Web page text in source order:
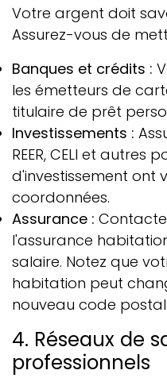
Votre argent doit
Assurez-vous de
Banques et crédits :
les émetteurs de
titulaire de prêt
Investissements :
REER, CELI et autres
d'investissement ont
coordonnées.
Assurance :
l'assurance
salaire. Notez que
habitation peut
nouveau code postal
4. Réseaux de
professionnels